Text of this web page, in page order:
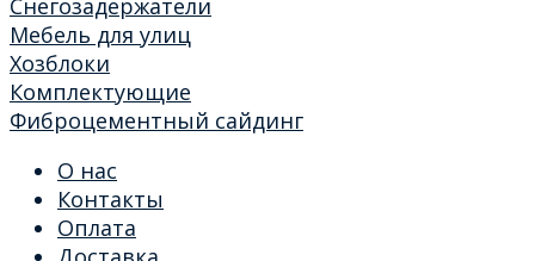
Мебель для улиц
Хозблоки
Комплектующие
Фиброцементный сайдинг
О нас
Контакты
Оплата